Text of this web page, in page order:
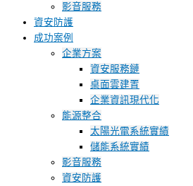
影音服務
資安防護
成功案例
企業方案
資安服務鏈
桌面雲建置
企業資訊現代化
能源整合
太陽光電系統實績
儲能系統實績
影音服務
資安防護